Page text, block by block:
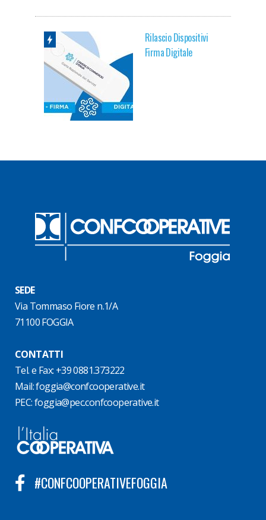
Rilascio Dispositivi
Firma Digitale
SEDE
Via Tommaso Fiore n.1/A
71100 FOGGIA
CONTATTI
Tel. e Fax: +39 0881.373222
Mail:foggia@confcooperative.it
PEC:foggia@pec.confcooperative.it
#CONFCOOPERATIVEFOGGIA